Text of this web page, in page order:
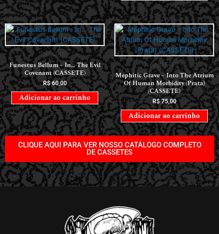
CASSETES
Funestus Bellum – In… The Evil
Covenant (CASSETE)
R$60,00
Adicionar ao carrinho
CASSETES
Mephitic Grave – Into The Atrium
Of Human Morbidity (Prata)
(CASSETE)
R$75,00
Adicionar ao carrinho
CLIQUE AQUI PARA VER NOSSO CATÁLOGO COMPLETO
DE CASSETES